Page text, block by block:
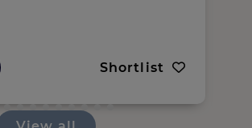
Shortlist